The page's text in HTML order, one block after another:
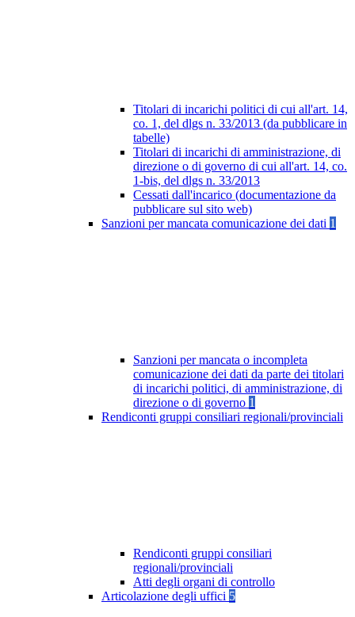
Titolari di incarichi politici di cui all'art. 14,
co. 1, del dlgs n. 33/2013 (da pubblicare in
tabelle)
Titolari di incarichi di amministrazione, di
direzione o di governo di cui all'art. 14, co.
1-bis, del dlgs n. 33/2013
Cessati dall'incarico (documentazione da
pubblicare sul sito web)
Sanzioni per mancata comunicazione dei dati 1
Sanzioni per mancata o incompleta
comunicazione dei dati da parte dei titolari
di incarichi politici, di amministrazione, di
direzione o di governo 1
Rendiconti gruppi consiliari regionali/provinciali
Rendiconti gruppi consiliari
regionali/provinciali
Atti degli organi di controllo
Articolazione degli uffici 5